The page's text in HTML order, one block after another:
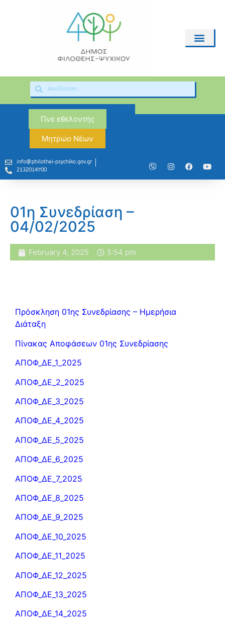
Γίνε εθελοντής
Μητρώο Νέων
info@philothei-psychiko.gov.gr
2132014700
01η Συνεδρίαση –
04/02/2025
February 4, 2025 5:54 pm
Πρόσκληση 01ης Συνεδρίασης – Ημερήσια
Διάταξη
Πίνακας Αποφάσεων 01ης Συνεδρίασης
ΑΠΟΦ_ΔΕ_1_2025
ΑΠΟΦ_ΔΕ_2_2025
ΑΠΟΦ_ΔΕ_3_2025
ΑΠΟΦ_ΔΕ_4_2025
ΑΠΟΦ_ΔΕ_5_2025
ΑΠΟΦ_ΔΕ_6_2025
ΑΠΟΦ_ΔΕ_7_2025
ΑΠΟΦ_ΔΕ_8_2025
ΑΠΟΦ_ΔΕ_9_2025
ΑΠΟΦ_ΔΕ_10_2025
ΑΠΟΦ_ΔΕ_11_2025
ΑΠΟΦ_ΔΕ_12_2025
ΑΠΟΦ_ΔΕ_13_2025
ΑΠΟΦ_ΔΕ_14_2025